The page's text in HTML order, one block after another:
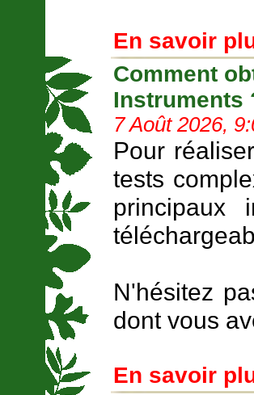
En savoir
Comment
Instruments
7 Août 2026,
Pour
tests
principaux
N'hésitez
dont vous
En savoir